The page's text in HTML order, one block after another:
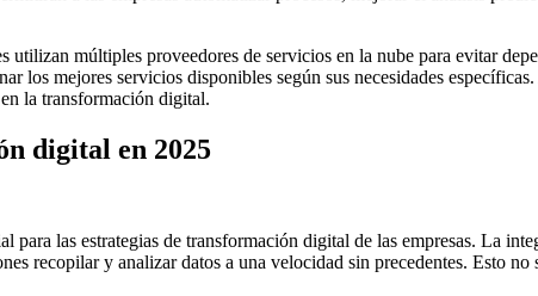
múltiples proveedores de servicios en la nube para evitar
los mejores servicios disponibles según sus necesidades
la transformación digital.
digital en 2025
las estrategias de transformación digital de las empresas. La
recopilar y analizar datos a una velocidad sin precedentes. Esto